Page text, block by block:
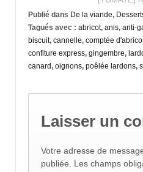
Publié dans De la viande,
Tagués avec : abricot, anis, anti-
biscuit, cannelle, comptée
confiture express, gingembre,
canard, oignons, poêlée lardons,
Laisser un
Votre adresse de
publiée.
Les champs